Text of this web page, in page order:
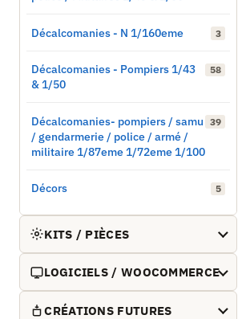
Décalcomanies - N 1/160eme 3
Décalcomanies - Pompiers 1/43
& 1/50
58
Décalcomanies- pompiers / samu
/ gendarmerie / police / armé /
militaire 1/87eme 1/72eme 1/100
39
Décors 5
KITS / PIÈCES
LOGICIELS / WOOCOMMERCE
CRÉATIONS FUTURES